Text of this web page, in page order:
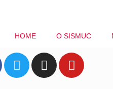
HOME O SISMUC